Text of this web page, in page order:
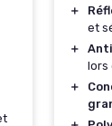
＋
et
＋
lors
＋